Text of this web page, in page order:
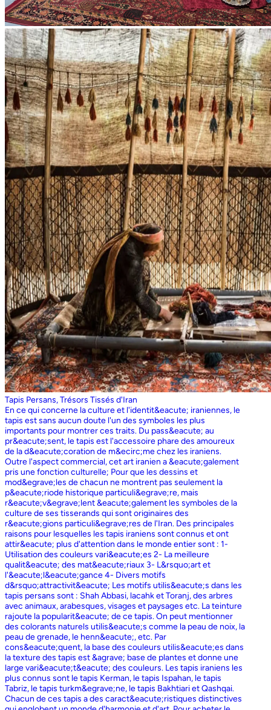
Tapis Persans, Trésors Tissés d'Iran
En ce qui concerne la culture et l'identit&eacute; iraniennes, le
tapis est sans aucun doute l'un des symboles les plus
importants pour montrer ces traits. Du pass&eacute; au
pr&eacute;sent, le tapis est l'accessoire phare des amoureux
de la d&eacute;coration de m&ecirc;me chez les iraniens.
Outre l'aspect commercial, cet art iranien a &eacute;galement
pris une fonction culturelle; Pour que les dessins et
mod&egrave;les de chacun ne montrent pas seulement la
p&eacute;riode historique particuli&egrave;re, mais
r&eacute;v&egrave;lent &eacute;galement les symboles de la
culture de ses tisserands qui sont originaires des
r&eacute;gions particuli&egrave;res de l'Iran. Des principales
raisons pour lesquelles les tapis iraniens sont connus et ont
attir&eacute; plus d'attention dans le monde entier sont : 1-
Utilisation des couleurs vari&eacute;es 2- La meilleure
qualit&eacute; des mat&eacute;riaux 3- L&rsquo;art et
l'&eacute;l&eacute;gance 4- Divers motifs
d&rsquo;attractivit&eacute; Les motifs utilis&eacute;s dans les
tapis persans sont : Shah Abbasi, lacahk et Toranj, des arbres
avec animaux, arabesques, visages et paysages etc. La teinture
rajoute la popularit&eacute; de ce tapis. On peut mentionner
des colorants naturels utilis&eacute;s comme la peau de noix, la
peau de grenade, le henn&eacute;, etc. Par
cons&eacute;quent, la base des couleurs utilis&eacute;es dans
la texture des tapis est &agrave; base de plantes et donne une
large vari&eacute;t&eacute; des couleurs. Les tapis iraniens les
plus connus sont le tapis Kerman, le tapis Ispahan, le tapis
Tabriz, le tapis turkm&egrave;ne, le tapis Bakhtiari et Qashqai.
Chacun de ces tapis a des caract&eacute;ristiques distinctives